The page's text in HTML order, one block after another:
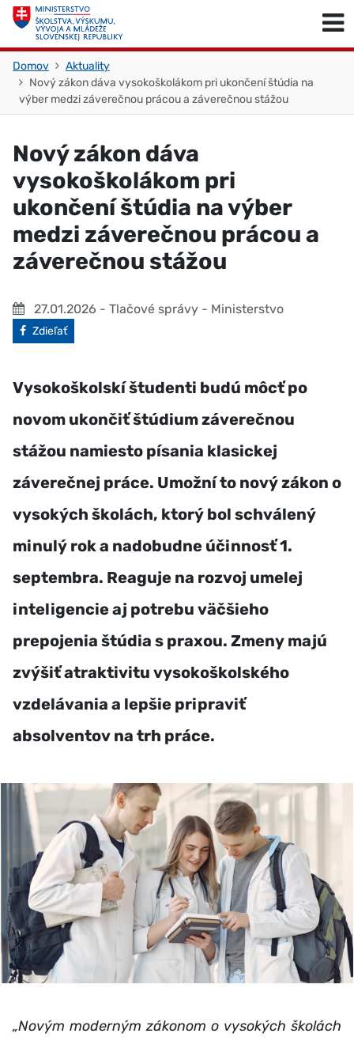
Skočiť na obsah
Domov
Aktuality
Nový zákon dáva vysokoškolákom pri ukončení štúdia na
výber medzi záverečnou prácou a záverečnou stážou
Nový zákon dáva
vysokoškolákom pri
ukončení štúdia na výber
medzi záverečnou prácou a
záverečnou stážou
27.01.2026 - Tlačové správy - Ministerstvo
Facebook
Zdieľať
Vysokoškolskí študenti budú môcť po
novom ukončiť štúdium záverečnou
stážou namiesto písania klasickej
záverečnej práce. Umožní to nový zákon o
vysokých školách, ktorý bol schválený
minulý rok a nadobudne účinnosť 1.
septembra. Reaguje na rozvoj umelej
inteligencie aj potrebu väčšieho
prepojenia štúdia s praxou. Zmeny majú
zvýšiť atraktivitu vysokoškolského
vzdelávania a lepšie pripraviť
absolventov na trh práce.
„Novým moderným zákonom o vysokých školách
Skočiť na začiatok stránky